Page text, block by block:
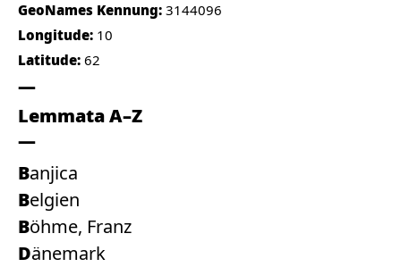
GeoNames Kennung: 3144096
Longitude: 10
Latitude: 62
Lemmata A–Z
Banjica
Belgien
Böhme, Franz
Dänemark